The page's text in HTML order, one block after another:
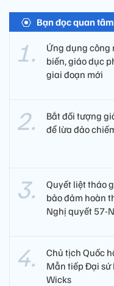
Bạn đọc quan tâm
Ứng dụng công
biến, giáo dục
giai đoạn mới
Bắt đối tượng
để lừa đảo
Quyết liệt tháo
bảo đảm hoàn
Nghị quyết 57-
Chủ tịch Quốc
Mẫn tiếp Đại sứ
Wicks